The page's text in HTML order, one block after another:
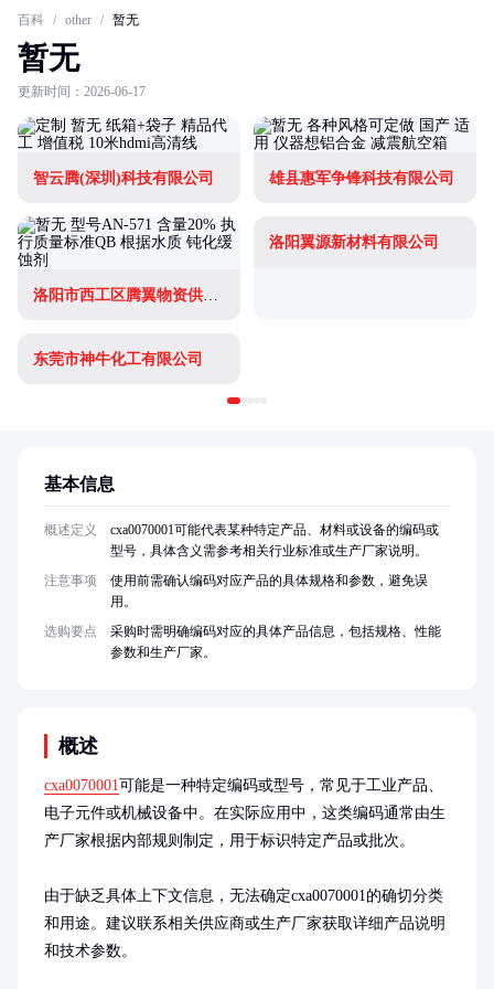
百科 / other / 暂无
暂无
更新时间：2026-06-17
智云腾(深圳)科技有限公司 雄县惠军争锋科技有限公司
洛阳市西工区腾翼物资供应站
洛阳翼源新材料有限公司
东莞市神牛化工有限公司
概述
cxa0070001可能是一种特定编码或型号，常见于工业产品、
电子元件或机械设备中。在实际应用中，这类编码通常由生
产厂家根据内部规则制定，用于标识特定产品或批次。
由于缺乏具体上下文信息，无法确定cxa0070001的确切分类
和用途。建议联系相关供应商或生产厂家获取详细产品说明
和技术参数。
基本信息
概述定义
cxa0070001可能代表某种特定产品、材料或设备的编码或
型号，具体含义需参考相关行业标准或生产厂家说明。
注意事项
使用前需确认编码对应产品的具体规格和参数，避免误
用。
选购要点
采购时需明确编码对应的具体产品信息，包括规格、性能
参数和生产厂家。